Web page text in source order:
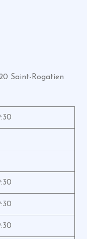
Saint-Rogatien